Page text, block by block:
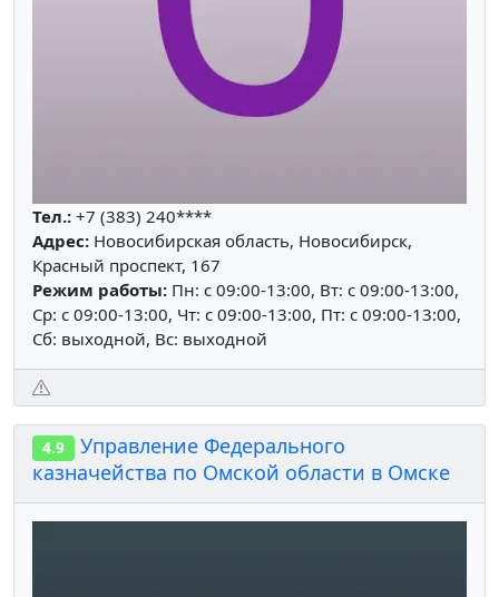
Тел.: +7 (383) 240****
Адрес: Новосибирская область, Новосибирск,
Красный проспект, 167
Режим работы: Пн: c 09:00-13:00, Вт: c 09:00-13:00,
Ср: c 09:00-13:00, Чт: c 09:00-13:00, Пт: c 09:00-13:00,
Сб: выходной, Вс: выходной
4.9
Управление Федерального
казначейства по Омской области в Омске